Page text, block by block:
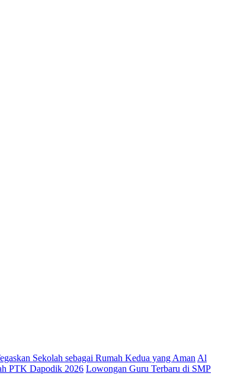
Sekolah sebagai Rumah Kedua yang Aman Al
PTK Dapodik 2026 Lowongan Guru Terbaru di SMP